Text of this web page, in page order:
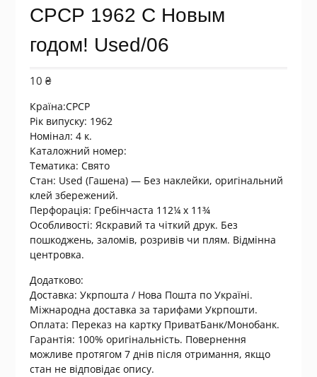
СРСР 1962 С Новым
годом! Used/06
10 ₴
Країна:СРСР
Рік випуску: 1962
Номінал: 4 к.
Каталожний номер:
Тематика: Свято
Стан: Used (Гашена) — Без наклейки, оригінальний
клей збережений.
Перфорація: Гребінчаста 112¼ x 11¾
Особливості: Яскравий та чіткий друк. Без
пошкоджень, заломів, розривів чи плям. Відмінна
центровка.
Додатково:
Доставка: Укрпошта / Нова Пошта по Україні.
Міжнародна доставка за тарифами Укрпошти.
Оплата: Переказ на картку ПриватБанк/Монобанк.
Гарантія: 100% оригінальність. Повернення
можливе протягом 7 днів після отримання, якщо
стан не відповідає опису.